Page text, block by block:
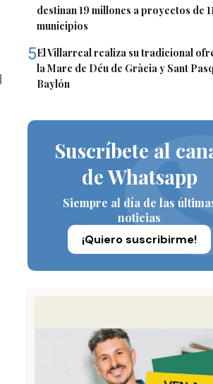
destinan 19 millones a proyectos de
municipios
5El Villarreal realiza su tradicional
la Mare de Déu de Gràcia y Sant
Baylón
Suscríbete al
de Whatsapp
Siempre al día de las
noticias
¡Quiero suscribirme!